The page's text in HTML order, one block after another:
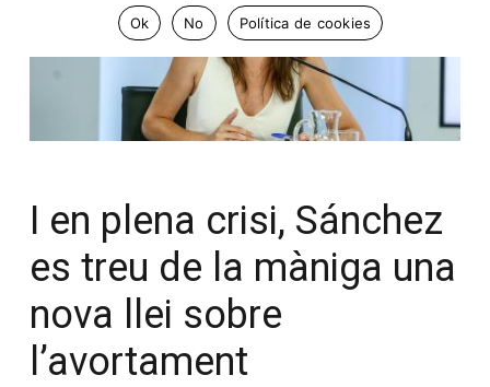
I en plena crisi, Sánchez
es treu de la màniga una
nova llei sobre
l’avortament
Ok
No Política de cookies